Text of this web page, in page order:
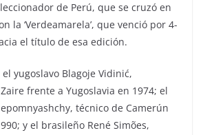
de Perú, que se cruzó en
la ‘Verdeamarela’, que venció por 4-
el título de esa edición.
yugoslavo Blagoje Vidinić,
frente a Yugoslavia en 1974; el
técnico de Camerún
y el brasileño René Simões,